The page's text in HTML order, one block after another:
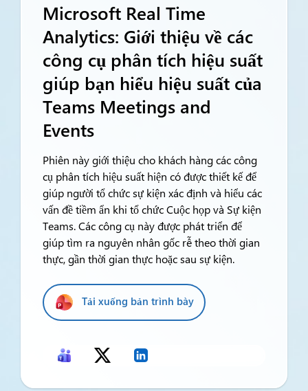
Microsoft Real Time
Analytics: Giới thiệu về các
công cụ phân tích hiệu suất
giúp bạn hiểu hiệu suất của
Teams Meetings and
Events
Phiên này giới thiệu cho khách hàng các công
cụ phân tích hiệu suất hiện có được thiết kế để
giúp người tổ chức sự kiện xác định và hiểu các
vấn đề tiềm ẩn khi tổ chức Cuộc họp và Sự kiện
Teams. Các công cụ này được phát triển để
giúp tìm ra nguyên nhân gốc rễ theo thời gian
thực, gần thời gian thực hoặc sau sự kiện.
Tải xuống bản trình bày